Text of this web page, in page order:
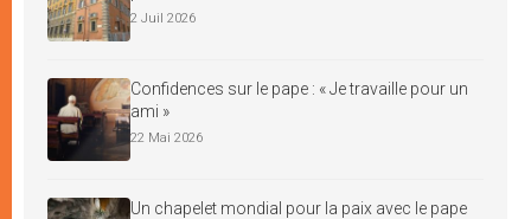
2 Juil 2026
Confidences sur le pape : « Je travaille pour un
ami »
22 Mai 2026
Un chapelet mondial pour la paix avec le pape